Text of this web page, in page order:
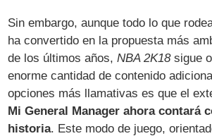
Sin embargo, aunque todo lo que
ha convertido en la propuesta más
de los últimos años,NBA 2K18sigue
enorme cantidad de contenido
opciones más llamativas es que el
Mi General Manager ahora contará
historia. Este modo de juego,